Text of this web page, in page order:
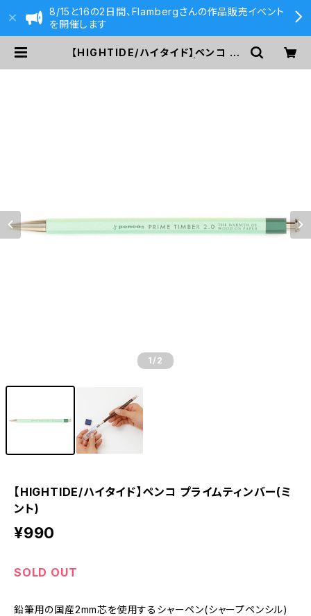
8/15と16の2日間、Flambergさんの作品販売イベント
を開催します
【HIGHTIDE/ハイタイド】ペンコ プ
1 /2
【HIGHTIDE/ハイタイド】ペンコ プライムティンバー(ミ
ント)
¥990
SOLD OUT
鉛筆用の国産2mm芯を使用するシャーペン(シャープペンシル)